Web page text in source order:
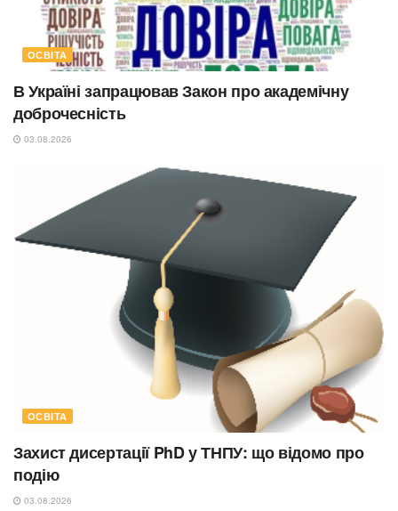
ОСВІТА
В Україні запрацював Закон про академічну
доброчесність
03.08.2026
ОСВІТА
Захист дисертації PhD у ТНПУ: що відомо про
подію
03.08.2026